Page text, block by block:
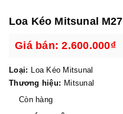
Loa Kéo Mitsunal M27
Giá bán:2.600.000₫
Loại:
Loa Kéo Mitsunal
Thương hiệu: Mitsunal
Còn hàng